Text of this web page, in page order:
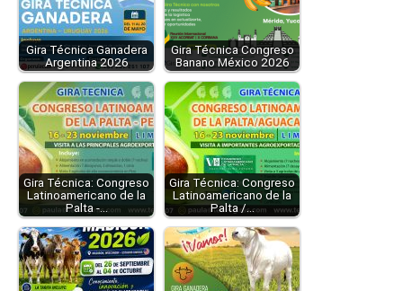
Gira Técnica Ganadera
Argentina 2026
Gira Técnica Congreso
Banano México 2026
Gira Técnica: Congreso
Latinoamericano de la
Palta -…
Gira Técnica: Congreso
Latinoamericano de la
Palta /…